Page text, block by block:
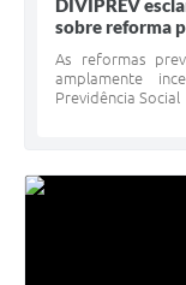
DIVIPREV
sobre reforma
As reformas
amplamente
Previdência Social